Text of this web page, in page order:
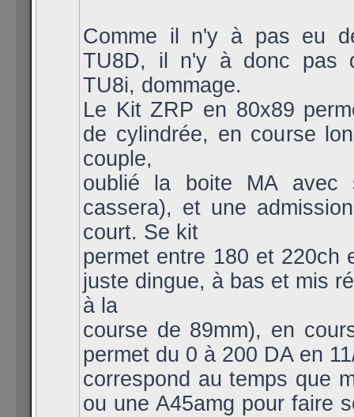
Comme il n'y à pas eu
TU8D, il n'y à donc pas
TU8i, dommage.
Le Kit ZRP en 80x89
de cylindrée, en course
couple,
oublié la boite MA avec
cassera), et une
court. Se kit
permet entre 180 et 220ch
juste dingue, à bas et mis
à la
course de 89mm), en
permet du 0 à 200 DA en
correspond au temps que
ou une A45amg pour faire